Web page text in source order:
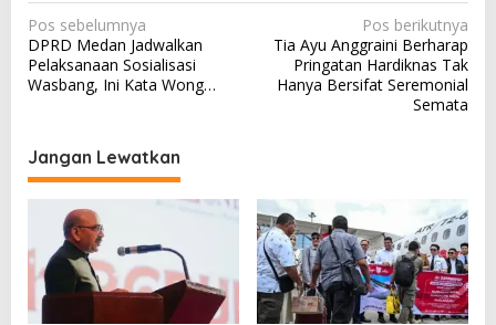
N
a
v
g
a
s
i
p
o
Pos sebelumnya
DPRD Medan Jadwalkan
Pelaksanaan Sosialisasi
Wasbang, Ini Kata Wong…
Pos berikutnya
Tia Ayu Anggraini Berharap
Pringatan Hardiknas Tak
Hanya Bersifat Seremonial
Semata
Jangan Lewatkan